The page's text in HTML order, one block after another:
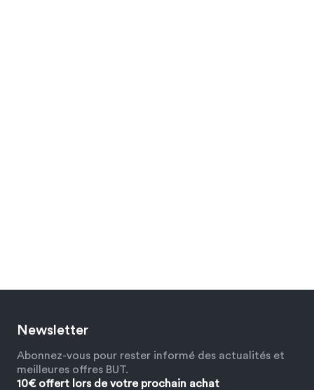
Newsletter
Abonnez-vous pour rester informé des actualités et
meilleures offres BUT.
10€ offert lors de votre prochain achat